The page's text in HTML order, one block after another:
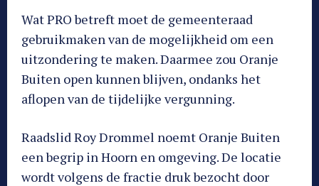
Wat PRO betreft moet de gemeenteraad
gebruikmaken van de mogelijkheid om een
uitzondering te maken. Daarmee zou Oranje
Buiten open kunnen blijven, ondanks het
aflopen van de tijdelijke vergunning.
Raadslid Roy Drommel noemt Oranje Buiten
een begrip in Hoorn en omgeving. De locatie
wordt volgens de fractie druk bezocht door